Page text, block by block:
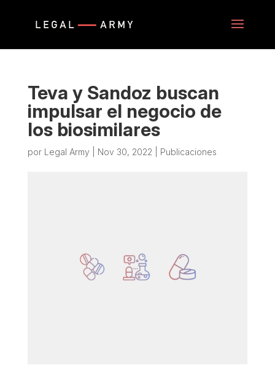
Teva y Sandoz buscan
impulsar el negocio de
los biosimilares
por Legal Army Nov 30, 2022 Publicaciones